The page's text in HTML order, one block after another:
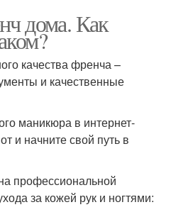
дома. Как
качества френча –
и качественные
маникюра в интернет-
и начните свой путь в
профессиональной
за кожей рук и ногтями: